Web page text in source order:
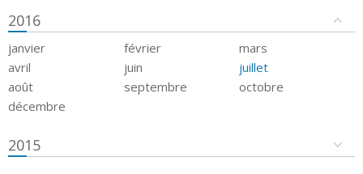
2016
janvier février
mars
avril
juin
juillet
août
septembre
octobre
décembre
2015